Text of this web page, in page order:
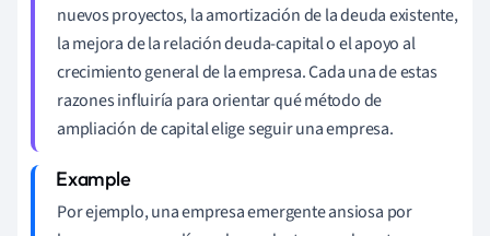
nuevos proyectos, la amortización de la deuda existente,
la mejora de la relación deuda-capital o el apoyo al
crecimiento general de la empresa. Cada una de estas
razones influiría para orientar qué método de
ampliación de capital elige seguir una empresa.
Por ejemplo, una empresa emergente ansiosa por